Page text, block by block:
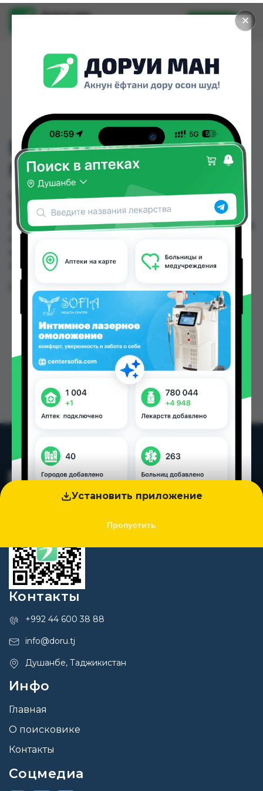
✕
Установить приложение
Пропустить
Доруи ман
Установить
ВИТАМИН Е АМП.1МЛ
№10
ВИТАМИН Е АМП.1МЛ №10 можно купить или
заказать в аптеках, Саховати Истаравшан, GS
Дорухона, Авиценна, Амирӣ, Аптека + 24/7, Аптека
184.00 TJS в Душанбе и других городах
Таджикистана
Контакты
+992 44 600 38 88
info@doru.tj
Душанбе, Таджикистан
Инфо
Главная
О поисковике
Контакты
Соцмедиа